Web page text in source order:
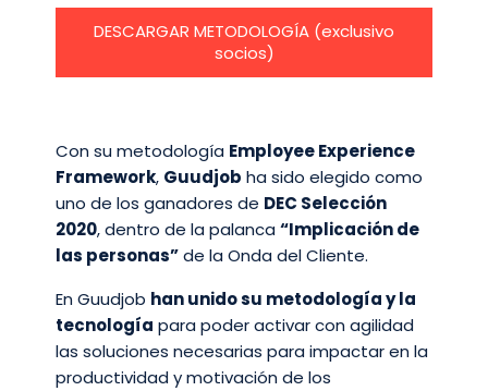
DESCARGAR METODOLOGÍA (exclusivo
socios)
Con su metodología Employee Experience
Framework, Guudjob ha sido elegido como
uno de los ganadores de DEC Selección
2020, dentro de la palanca “Implicación de
las personas”de la Onda del Cliente.
En Guudjob han unido su metodología y la
tecnología para poder activar con agilidad
las soluciones necesarias para impactar en la
productividad y motivación de los